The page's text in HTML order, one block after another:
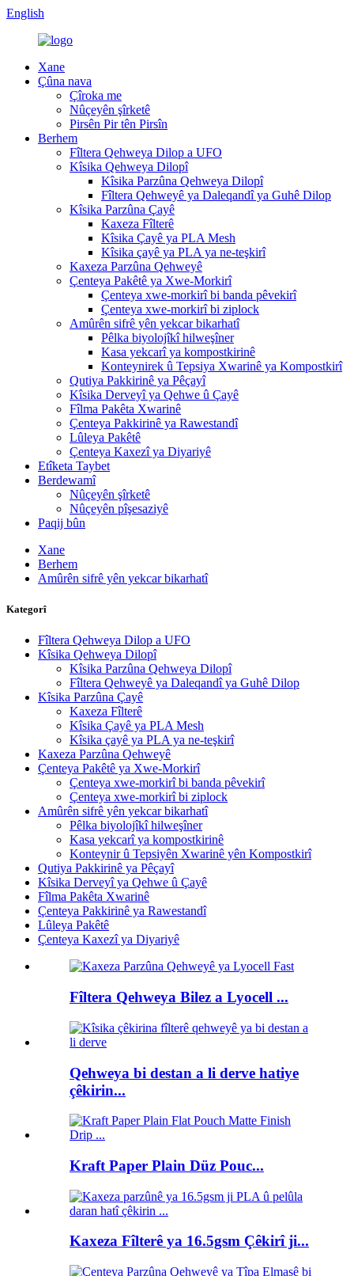
English
Xane
Çûna nava
Çîroka me
Nûçeyên şîrketê
Pirsên Pir tên Pirsîn
Berhem
Fîltera Qehweya Dilop a UFO
Kîsika Qehweya Dilopî
Kîsika Parzûna Qehweya Dilopî
Fîltera Qehweyê ya Daleqandî ya Guhê Dilop
Kîsika Parzûna Çayê
Kaxeza Fîlterê
Kîsika Çayê ya PLA Mesh
Kîsika çayê ya PLA ya ne-teşkirî
Kaxeza Parzûna Qehweyê
Çenteya Pakêtê ya Xwe-Morkirî
Çenteya xwe-morkirî bi banda pêvekirî
Çenteya xwe-morkirî bi ziplock
Amûrên sifrê yên yekcar bikarhatî
Pêlka biyolojîkî hilweşîner
Kasa yekcarî ya kompostkirinê
Konteynirek û Tepsiya Xwarinê ya Kompostkirî
Qutiya Pakkirinê ya Pêçayî
Kîsika Derveyî ya Qehwe û Çayê
Fîlma Pakêta Xwarinê
Çenteya Pakkirinê ya Rawestandî
Lûleya Pakêtê
Çenteya Kaxezî ya Diyariyê
Etîketa Taybet
Berdewamî
Nûçeyên şîrketê
Nûçeyên pîşesaziyê
Paqij bûn
Xane
Berhem
Amûrên sifrê yên yekcar bikarhatî
Kategorî
Fîltera Qehweya Dilop a UFO
Kîsika Qehweya Dilopî
Kîsika Parzûna Qehweya Dilopî
Fîltera Qehweyê ya Daleqandî ya Guhê Dilop
Kîsika Parzûna Çayê
Kaxeza Fîlterê
Kîsika Çayê ya PLA Mesh
Kîsika çayê ya PLA ya ne-teşkirî
Kaxeza Parzûna Qehweyê
Çenteya Pakêtê ya Xwe-Morkirî
Çenteya xwe-morkirî bi banda pêvekirî
Çenteya xwe-morkirî bi ziplock
Amûrên sifrê yên yekcar bikarhatî
Pêlka biyolojîkî hilweşîner
Kasa yekcarî ya kompostkirinê
Konteynir û Tepsiyên Xwarinê yên Kompostkirî
Qutiya Pakkirinê ya Pêçayî
Kîsika Derveyî ya Qehwe û Çayê
Fîlma Pakêta Xwarinê
Çenteya Pakkirinê ya Rawestandî
Lûleya Pakêtê
Çenteya Kaxezî ya Diyariyê
Fîltera Qehweya Bilez a Lyocell ...
Qehweya bi destan a li derve hatiye
çêkirin...
Kraft Paper Plain Düz Pouc...
Kaxeza Fîlterê ya 16.5gsm Çêkirî ji...